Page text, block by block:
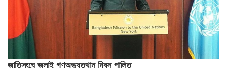
জাতিসংঘে জুলাই গণঅভ্যুত্থান দিবস পালিত